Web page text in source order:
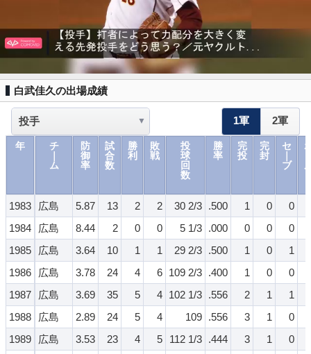
白武佳久の出場成績
1軍 2軍
年
1983
1984
1985
1986
1987
1988
1989
チ
｜
ム
防
御
率
試
合
数
勝
利
敗
戦
投
球
回
数
勝
率
完
投
完
封
セ
｜
ブ
広島 5.87 13 2 2 30 2/3 .500 1 0
0
広島
8.44 2 0 0 5 1/3 .000 0 0
0
広島
3.64 10 1 1 29 2/3 .500 1 0
1
広島
3.78 24 4 6 109 2/3 .400 1 0
0
広島
3.69 35 5 4 102 1/3 .556 2 1
1
広島
2.89 24 5 4 109 .556 3 1
0
広島
3.53 23 4 5 112 1/3 .444 3 1
0